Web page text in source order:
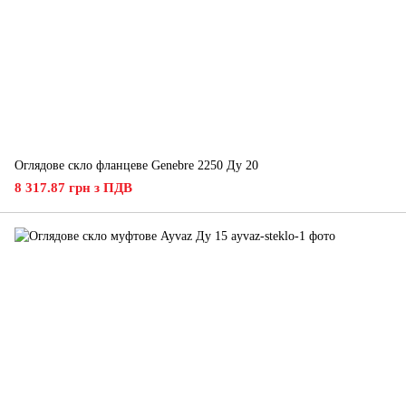
Оглядове скло фланцеве Genebre 2250 Ду 20
8 317.87 грн з ПДВ